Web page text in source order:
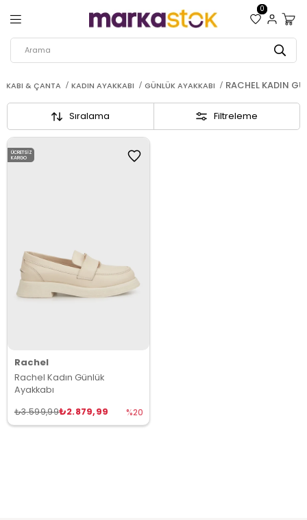
0
& ÇANTA KADIN AYAKKABI GÜNLÜK AYAKKABI RACHEL KADIN
Filtreleme
Sıralama
Rachel
Rachel Kadın Günlük
Ayakkabı
₺2.879,99
₺3.599,99 %20
ÜCRETSIZ
KARGO